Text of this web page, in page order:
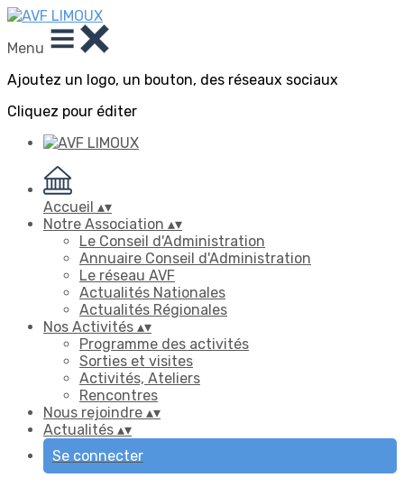
Menu
Ajoutez un logo, un bouton, des réseaux sociaux
Cliquez pour éditer
Accueil ▴▾
Notre Association ▴▾
Le Conseil d'Administration
Annuaire Conseil d'Administration
Le réseau AVF
Actualités Nationales
Actualités Régionales
Nos Activités ▴▾
Programme des activités
Sorties et visites
Activités, Ateliers
Rencontres
Nous rejoindre ▴▾
Actualités ▴▾
Se connecter